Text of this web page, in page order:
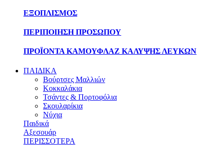
ΕΞΟΠΛΙΣΜΟΣ
ΠΕΡΙΠΟΙΗΣΗ ΠΡΟΣΩΠΟΥ
ΠΡΟΪΟΝΤΑ ΚΑΜΟΥΦΛΑΖ ΚΑΛΥΨΗΣ ΛΕΥΚΩΝ
ΠΑΙΔΙΚΑ
Βούρτσες Μαλλιών
Κοκκαλάκια
Τσάντες & Πορτοφόλια
Σκουλαρίκια
Νύχια
Παιδικά
Αξεσουάρ
ΠΕΡΙΣΣΟΤΕΡΑ